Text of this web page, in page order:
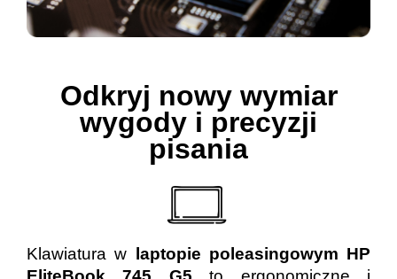
Odkryj nowy wymiar
wygody i precyzji
pisania
Klawiatura w
laptopie poleasingowym HP